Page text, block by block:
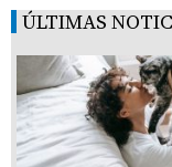
ÚLTIMAS